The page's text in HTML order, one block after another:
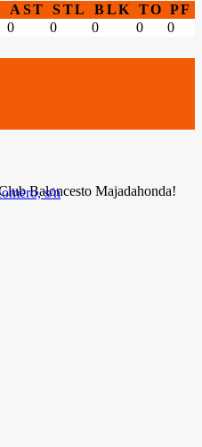
AST STL BLK TO PF
0 0 0 0 0
Baloncesto Majadahonda!
s/n